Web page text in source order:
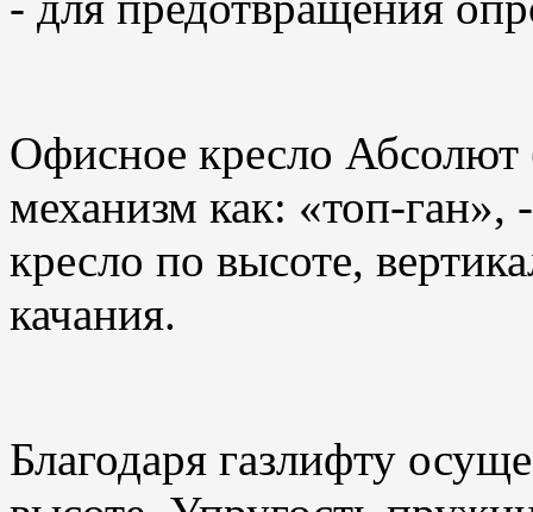
Офисное кресло Абсолют
механизм как: «топ-ган»,
кресло по высоте,
качания.
Благодаря газлифту